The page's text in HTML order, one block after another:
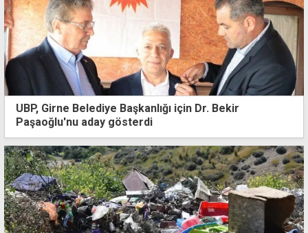
UBP, Girne Belediye Başkanlığı için Dr. Bekir
Paşaoğlu'nu aday gösterdi